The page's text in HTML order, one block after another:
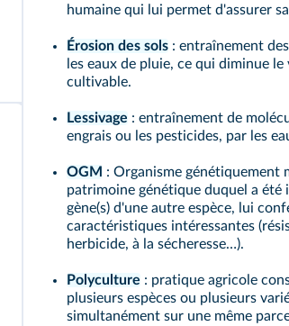
humaine qui lui permet d'assurer
Érosion des sols: entraînement
les eaux de pluie, ce qui diminue le
cultivable.
Lessivage : entraînement de
engrais ou les pesticides, par les
OGM : Organisme génétiquement
patrimoine génétique duquel a été
gène(s) d'une autre espèce, lui
caractéristiques intéressantes
herbicide, à la sécheresse…).
Polyculture : pratique agricole
plusieurs espèces ou plusieurs
simultanément sur une même